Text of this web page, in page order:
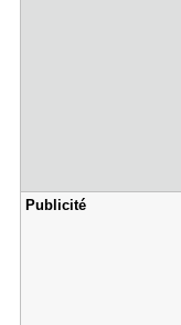
Publicité